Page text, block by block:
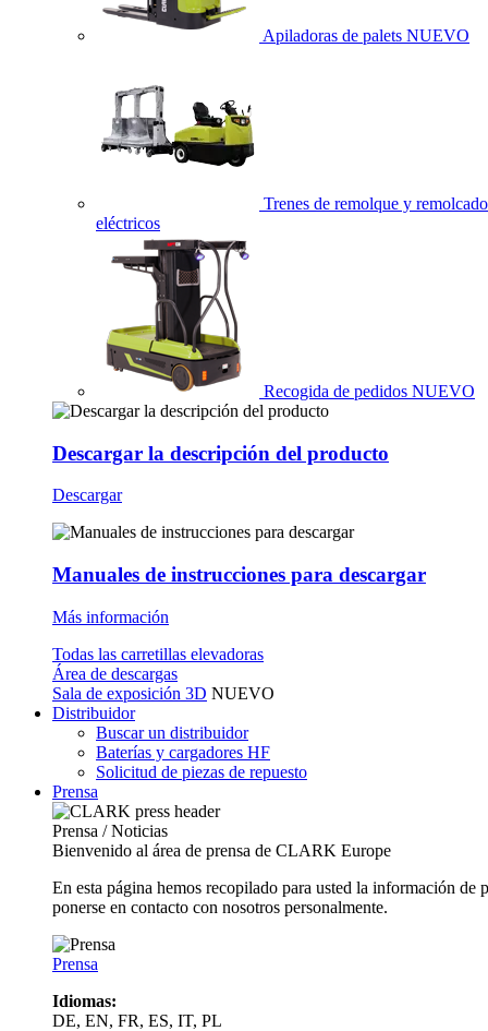
Apiladoras de palets NUEVO
Trenes de remolque y
eléctricos
Recogida de pedidos NUEVO
Descargar la descripción del producto
Descargar
Manuales de instrucciones para descargar
Más información
Todas las carretillas elevadoras
Área de descargas
Sala de exposición 3D NUEVO
Distribuidor
Buscar un distribuidor
Baterías y cargadores HF
Solicitud de piezas de repuesto
Prensa
Prensa / Noticias
Bienvenido al área de prensa de CLARK Europe
En esta página hemos recopilado para usted la información
ponerse en contacto con nosotros personalmente.
Prensa
Idiomas:
DE, EN, FR, ES, IT, PL